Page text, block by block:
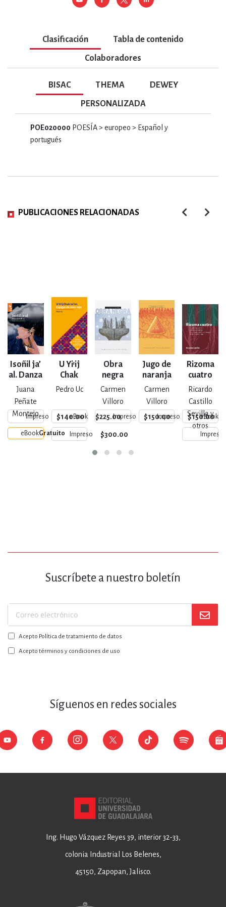
Clasificación Tabla de contenido
Colaboradores
BISAC THEMA DEWEY
PERSONALIZADA
POE020000 POESÍA > europeo > Español y
portugués
PUBLICACIONES RELACIONADAS
Isoñil ja’
al. Danza
de la
lluvia
Juana
Peñate
Montejo
Impreso $140.00
eBookGratuito
U Yi’ij
Chak
Ixi’im.
rojo
Pedro Uc
eBook $225.00
Impreso $300.00
Obra
negra
Carmen
Villoro
Impreso $150.00
Jugo de
naranja
Carmen
Villoro
Impreso $150.00
Rizoma
cuatro
Ricardo
Castillo
Sevilla y
otros
eBook
Impreso
Suscríbete a nuestro boletín
Suscríbase
a
nuestro
boletín:
Acepto Política de tratamiento de datos
Acepto términos y condiciones de uso
Síguenos en redes sociales
Ing. Hugo Vázquez Reyes 39, interior 32-33,
colonia Industrial Los Belenes,
45150, Zapopan, Jalisco.